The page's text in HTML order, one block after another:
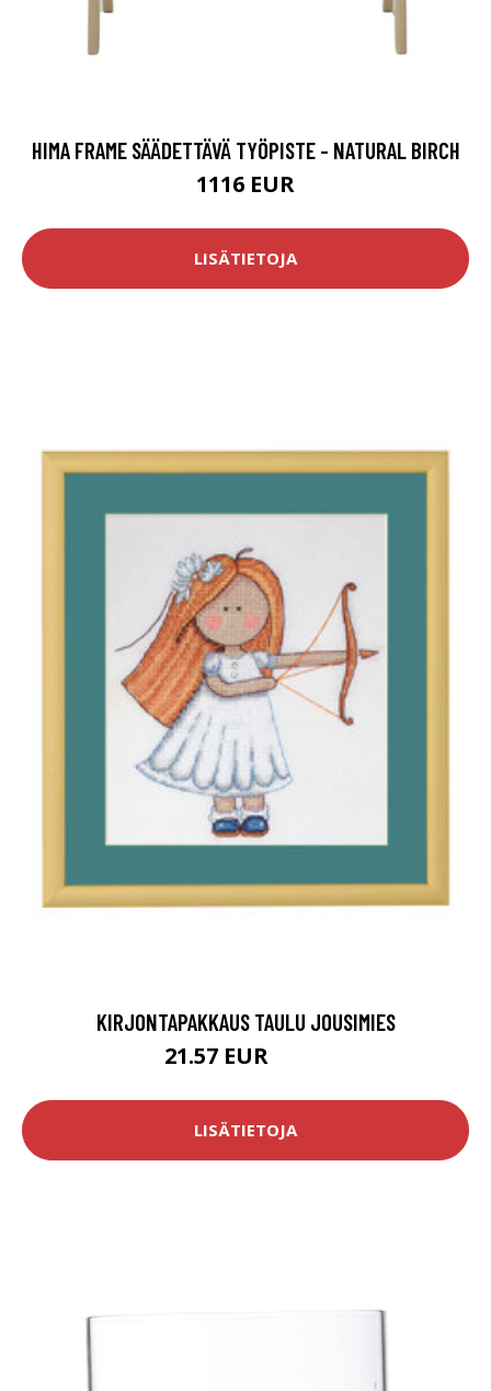
HIMA FRAME SÄÄDETTÄVÄ TYÖPISTE - NATURAL BIRCH
1116 EUR
LISÄTIETOJA
KIRJONTAPAKKAUS TAULU JOUSIMIES
21.57 EUR
LISÄTIETOJA